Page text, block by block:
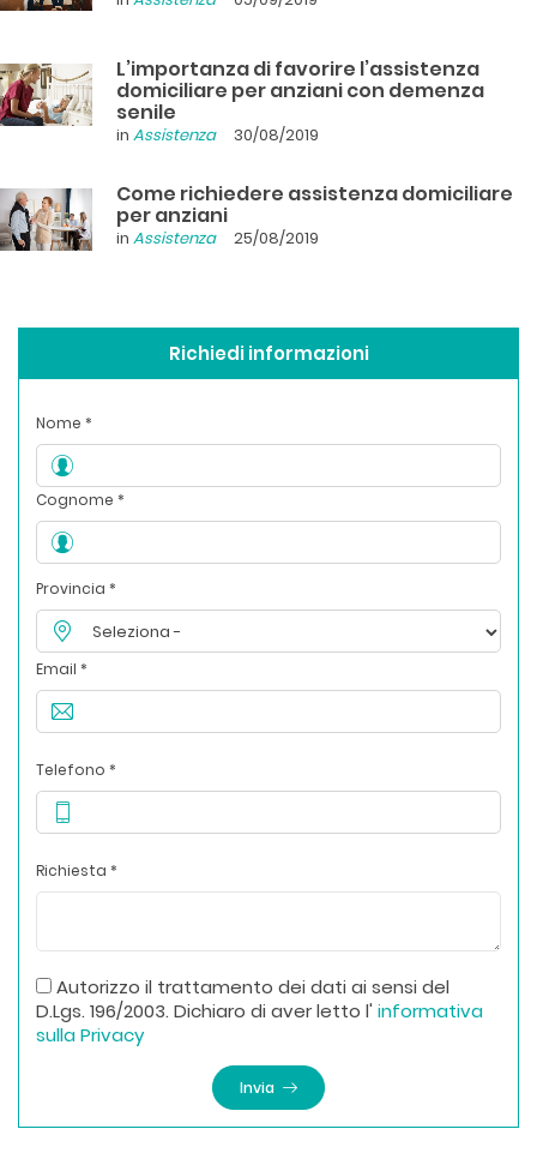
L’importanza di favorire l’assistenza
domiciliare per anziani con demenza
senile
in Assistenza 30/08/2019
Come richiedere assistenza domiciliare
per anziani
in Assistenza 25/08/2019
Richiedi informazioni
Nome *
Cognome *
Provincia *
Email *
Telefono *
Richiesta *
Autorizzo il trattamento dei dati ai sensi del
D.Lgs. 196/2003. Dichiaro di aver letto l' informativa
sulla Privacy
Invia